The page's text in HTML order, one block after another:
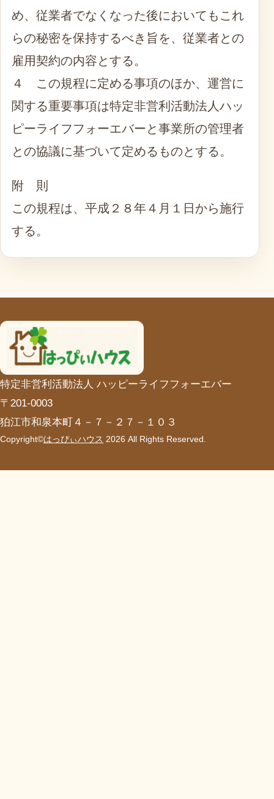
め、従業者でなくなった後においてもこれ
らの秘密を保持するべき旨を、従業者との
雇用契約の内容とする。
４ この規程に定める事項のほか、運営に
関する重要事項は特定非営利活動法人ハッ
ピーライフフォーエバーと事業所の管理者
との協議に基づいて定めるものとする。
附 則
この規程は、平成２８年４月１日から施行
する。
特定非営利活動法人 ハッピーライフフォーエバー
〒201-0003
狛江市和泉本町４－７－２７－１０３
Copyright©はっぴぃハウス 2026 All Rights Reserved.